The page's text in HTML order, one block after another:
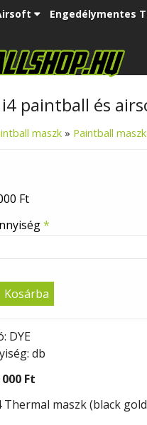
Engedélymentes
i4 paintball és
maszk » Paintball
Ft
*
Kosárba
DYE
db
000 Ft
Thermal maszk (black